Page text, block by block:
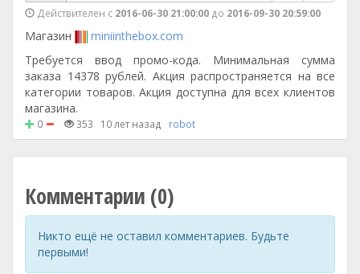
Действителен с 2016-06-30 21:00:00 до 2016-09-30 20:59:00
Магазин
miniinthebox.com
Требуется ввод промо-кода. Минимальная сумма
заказа 14378 рублей. Акция распространяется на все
категории товаров. Акция доступна для всех клиентов
магазина.
0 353 10 лет назад robot
Комментарии (0)
Никто ещё не оставил комментариев. Будьте
первыми!